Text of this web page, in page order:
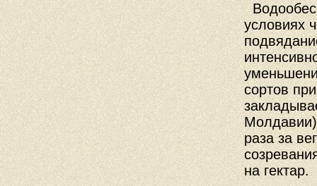
условиях
сортов
раза за
на гектар.